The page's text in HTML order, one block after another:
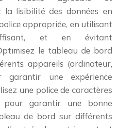
la lisibilité des données en
appropriée, en utilisant
et en évitant
le tableau de bord
appareils (ordinateur,
garantir une expérience
une police de caractères
pour garantir une bonne
de bord sur différents